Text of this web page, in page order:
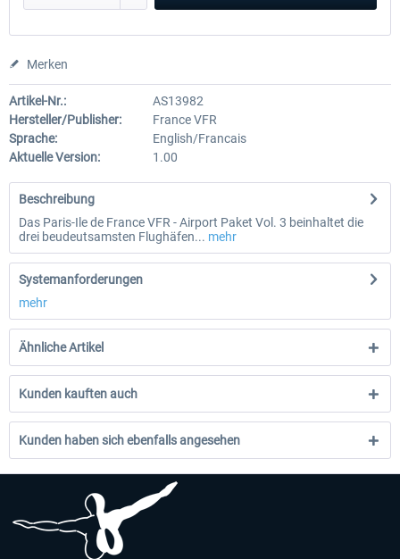
Merken
Artikel-Nr.:
AS13982
Hersteller/Publisher:
France VFR
Sprache:
English/Francais
Aktuelle Version:
1.00
Beschreibung
Das Paris-Ile de France VFR - Airport Paket Vol. 3 beinhaltet die
drei beudeutsamsten Flughäfen... mehr
Systemanforderungen
mehr
Ähnliche Artikel
Kunden kauften auch
Kunden haben sich ebenfalls angesehen